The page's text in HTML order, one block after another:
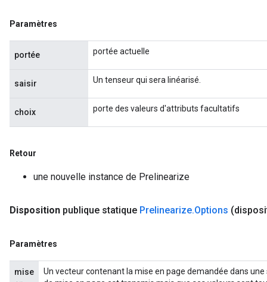
Paramètres
portée portée actuelle
saisir Un tenseur qui sera linéarisé.
choix porte des valeurs d'attributs facultatifs
Retour
une nouvelle instance de Prelinearize
Disposition publique statique Prelinearize.Options
Paramètres
mise
Un vecteur contenant la mise en page demandée dans